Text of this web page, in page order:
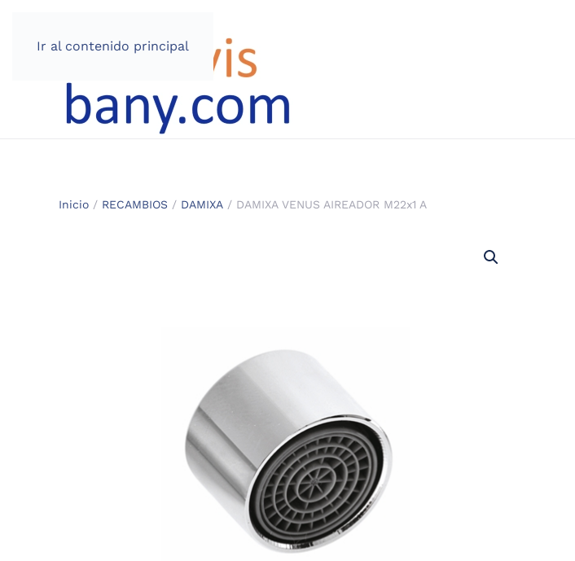
Ir al contenido principal
Inicio / RECAMBIOS / DAMIXA / DAMIXA VENUS AIREADOR M22x1 A